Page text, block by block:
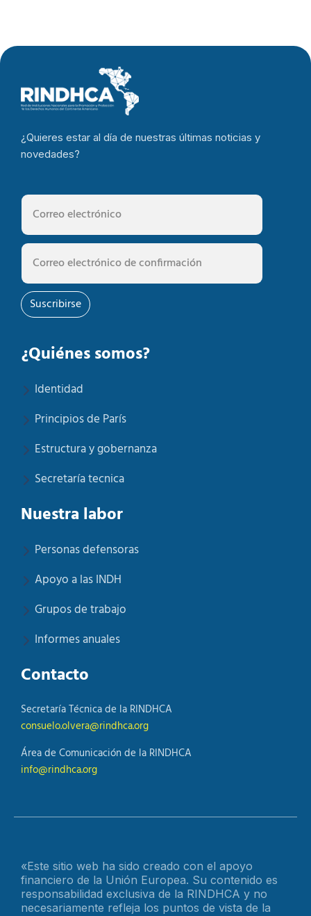
¿Quieres estar al día de nuestras últimas noticias y
novedades?
Suscribirse
¿Quiénes somos?
Identidad
Principios de París
Estructura y gobernanza
Secretaría tecnica
Nuestra labor
Personas defensoras
Apoyo a las INDH
Grupos de trabajo
Informes anuales
Contacto
Secretaría Técnica de la RINDHCA
consuelo.olvera@rindhca.org
Área de Comunicación de la RINDHCA
info@rindhca.org
«Este sitio web ha sido creado con el apoyo
financiero de la Unión Europea. Su contenido es
responsabilidad exclusiva de la RINDHCA y no
necesariamente refleja los puntos de vista de la